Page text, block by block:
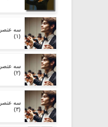
سه عنصر
(۱)
سه عنصر
(۲)
سه عنصر
(۳)